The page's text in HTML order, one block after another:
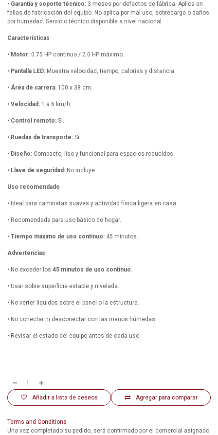
• Garantía y soporte técnico: 3 meses por defectos de fábrica. Aplica en
fallas de fabricación del equipo. No aplica por mal uso, sobrecarga o daños
por humedad. Servicio técnico disponible a nivel nacional.
Características
• Motor: 0.75 HP continuo / 2.0 HP máximo.
• Pantalla LED: Muestra velocidad, tiempo, calorías y distancia.
• Área de carrera: 100 x 38 cm.
• Velocidad: 1 a 6 km/h.
• Control remoto: Sí.
• Ruedas de transporte: Sí.
• Diseño: Compacto, liso y funcional para espacios reducidos.
• Llave de seguridad: No incluye.
Uso recomendado
• Ideal para caminatas suaves y actividad física ligera en casa.
• Recomendada para uso básico de hogar.
• Tiempo máximo de uso continuo: 45 minutos.
Advertencias
• No exceder los 45 minutos de uso continuo.
• Usar sobre superficie estable y nivelada.
• No verter líquidos sobre el panel o la estructura.
• No conectar ni desconectar con las manos húmedas.
• Revisar el estado del equipo antes de cada uso.
Agregar para comparar
Añadir a lista de deseos
Terms and Conditions
Una vez completado su pedido, será confirmado por el comercial asignado